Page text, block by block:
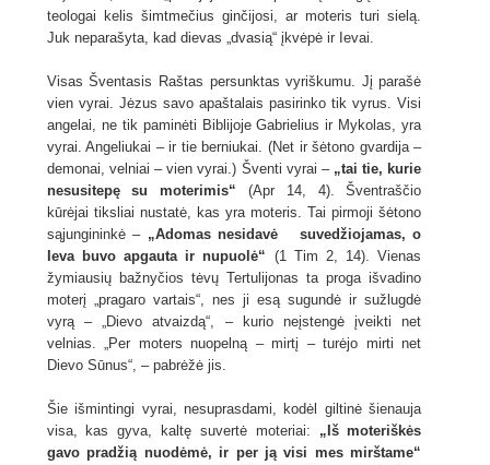
teologai kelis šimtmečius ginčijosi, ar moteris turi sielą.
Juk neparašyta, kad dievas „dvasią“ įkvėpė ir Ievai.
Visas Šventasis Raštas persunktas vyriškumu. Jį parašė
vien vyrai. Jėzus savo apaštalais pasirinko tik vyrus. Visi
angelai, ne tik paminėti Biblijoje Gabrielius ir Mykolas, yra
vyrai. Angeliukai – ir tie berniukai. (Net ir šėtono gvardija –
demonai, velniai – vien vyrai.) Šventi vyrai – „tai tie, kurie
nesusitepę su moterimis“ (Apr 14, 4). Šventraščio
kūrėjai tiksliai nustatė, kas yra moteris. Tai pirmoji šėtono
sąjungininkė – „Adomas nesidavė suvedžiojamas, o
Ieva buvo apgauta ir nupuolė“ (1 Tim 2, 14). Vienas
žymiausių bažnyčios tėvų Tertulijonas ta proga išvadino
moterį „pragaro vartais“, nes ji esą sugundė ir sužlugdė
vyrą – „Dievo atvaizdą“, – kurio neįstengė įveikti net
velnias. „Per moters nuopelną – mirtį – turėjo mirti net
Dievo Sūnus“, – pabrėžė jis.
Šie išmintingi vyrai, nesuprasdami, kodėl giltinė šienauja
visa, kas gyva, kaltę suvertė moteriai: „Iš moteriškės
gavo pradžią nuodėmė, ir per ją visi mes mirštame“